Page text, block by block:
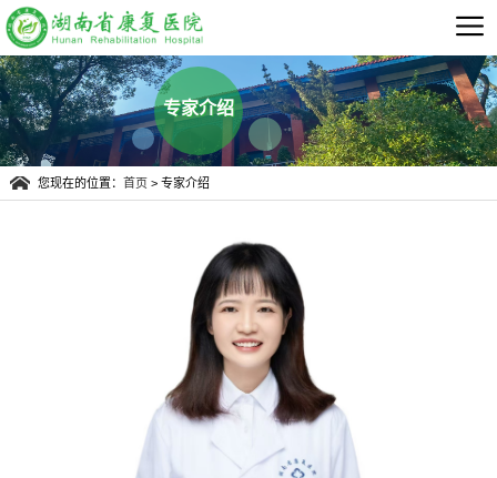
专家介绍
您现在的位置： 首页> 专家介绍